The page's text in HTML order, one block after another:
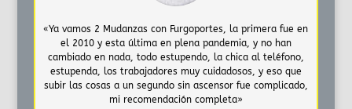
«Ya vamos 2 Mudanzas con Furgoportes, la primera fue en
el 2010 y esta última en plena pandemia, y no han
cambiado en nada, todo estupendo, la chica al teléfono,
estupenda, los trabajadores muy cuidadosos, y eso que
subir las cosas a un segundo sin ascensor fue complicado,
mi recomendación completa»